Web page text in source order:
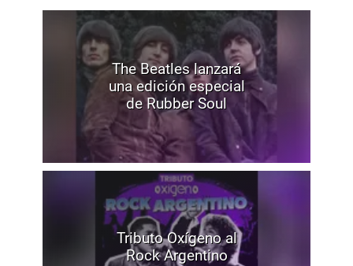
The Beatles lanzará
una edición especial
de Rubber Soul
Tributo Oxígeno al
Rock Argentino